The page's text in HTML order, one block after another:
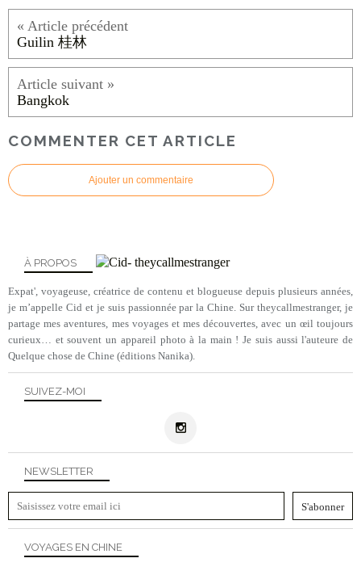
Guilin 桂林
Bangkok
COMMENTER CET ARTICLE
Ajouter un commentaire
NEWSLETTER
SUIVEZ-MOI
À PROPOS
Expat', voyageuse, créatrice de contenu et blogueuse depuis plusieurs années,
je m’appelle Cid et je suis passionnée par la Chine. Sur theycallmestranger, je
partage mes aventures, mes voyages et mes découvertes, avec un œil toujours
curieux… et souvent un appareil photo à la main ! Je suis aussi l'auteure de
Quelque chose de Chine (éditions Nanika).
VOYAGES EN CHINE